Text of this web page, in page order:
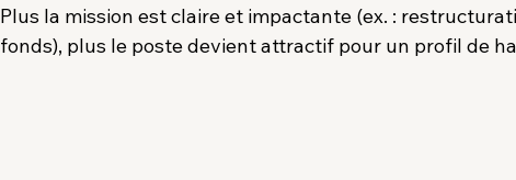
Plus la mission est claire et impactante (ex. :
fonds), plus le poste devient attractif pour un profil de